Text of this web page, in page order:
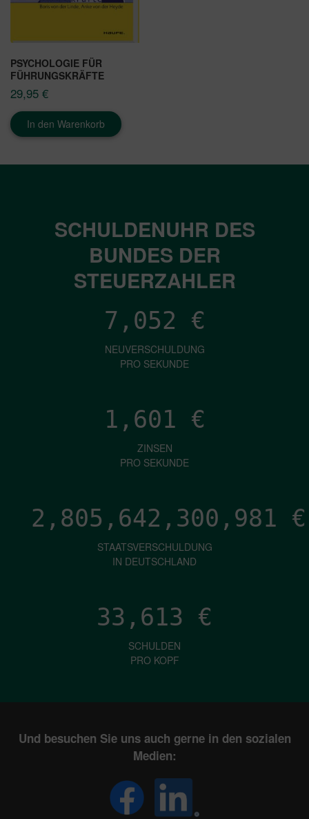
PSYCHOLOGIE FÜR
FÜHRUNGSKRÄFTE
29,95 €
In den Warenkorb
SCHULDENUHR DES
BUNDES DER
STEUERZAHLER
7,052 €
NEUVERSCHULDUNG
PRO SEKUNDE
1,601 €
ZINSEN
PRO SEKUNDE
2,805,642,303,520 €
STAATSVERSCHULDUNG
IN DEUTSCHLAND
33,613 €
SCHULDEN
PRO KOPF
Und besuchen Sie uns auch gerne in den sozialen
Medien: